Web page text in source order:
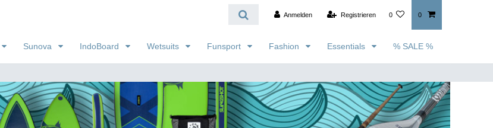
Anmelden Registrieren 0 0
Sunova IndoBoard Wetsuits Funsport Fashion Essentials % SALE %